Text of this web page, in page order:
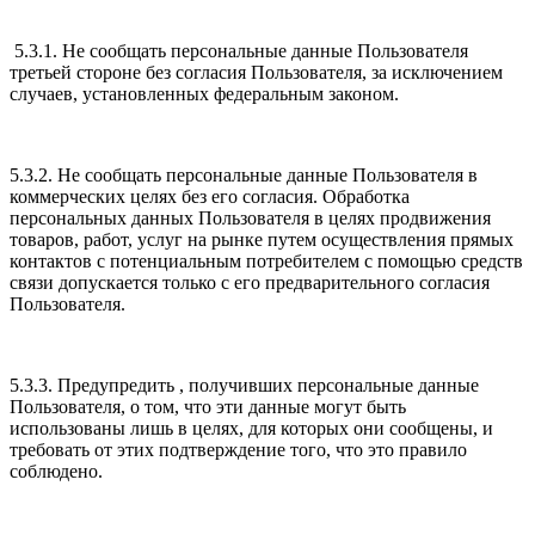
5.3.1. Не сообщать персональные данные Пользователя
третьей стороне без согласия Пользователя, за исключением
случаев, установленных федеральным законом.
5.3.2. Не сообщать персональные данные Пользователя в
коммерческих целях без его согласия. Обработка
персональных данных Пользователя в целях продвижения
товаров, работ, услуг на рынке путем осуществления прямых
контактов с потенциальным потребителем с помощью средств
связи допускается только с его предварительного согласия
Пользователя.
5.3.3. Предупредить , получивших персональные данные
Пользователя, о том, что эти данные могут быть
использованы лишь в целях, для которых они сообщены, и
требовать от этих подтверждение того, что это правило
соблюдено.